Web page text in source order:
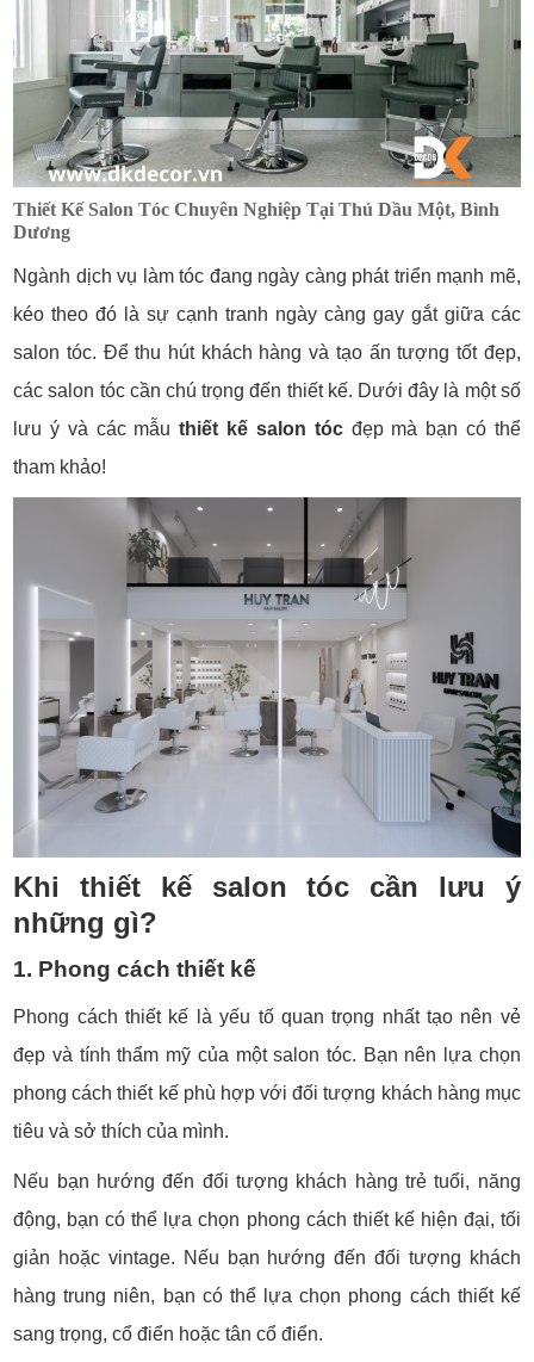
Thiết Kế Salon Tóc Chuyên Nghiệp Tại Thủ Dầu Một, Bình
Dương
Ngành dịch vụ làm tóc đang ngày càng phát triển mạnh mẽ,
kéo theo đó là sự cạnh tranh ngày càng gay gắt giữa các
salon tóc. Để thu hút khách hàng và tạo ấn tượng tốt đẹp,
các salon tóc cần chú trọng đến thiết kế. Dưới đây là một số
lưu ý và các mẫuthiết kế salon tócđẹp mà bạn có thể
tham khảo!
Khi thiết kế salon tóc cần lưu ý
những gì?
1. Phong cách thiết kế
Phong cách thiết kế là yếu tố quan trọng nhất tạo nên vẻ
đẹp và tính thẩm mỹ của một salon tóc. Bạn nên lựa chọn
phong cách thiết kế phù hợp với đối tượng khách hàng mục
tiêu và sở thích của mình.
Nếu bạn hướng đến đối tượng khách hàng trẻ tuổi, năng
động, bạn có thể lựa chọn phong cách thiết kế hiện đại, tối
giản hoặc vintage. Nếu bạn hướng đến đối tượng khách
hàng trung niên, bạn có thể lựa chọn phong cách thiết kế
sang trọng, cổ điển hoặc tân cổ điển.